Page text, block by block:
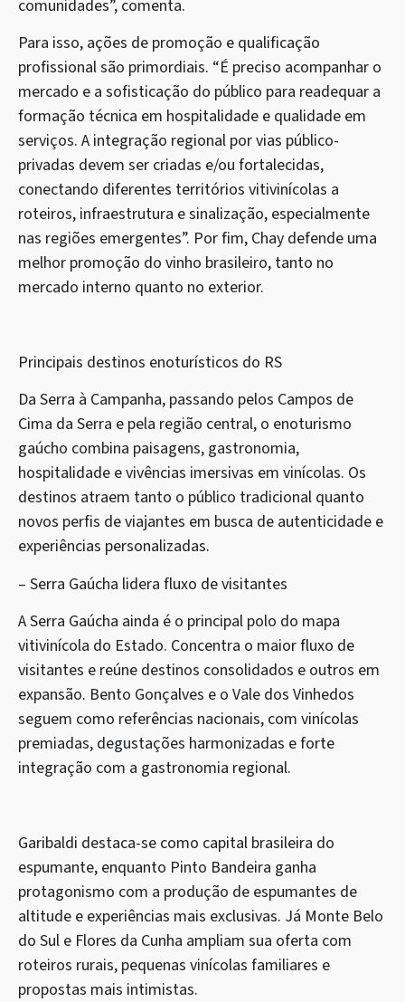
comunidades”, comenta.
Para isso, ações de promoção e qualificação
profissional são primordiais. “É preciso acompanhar o
mercado e a sofisticação do público para readequar a
formação técnica em hospitalidade e qualidade em
serviços. A integração regional por vias público-
privadas devem ser criadas e/ou fortalecidas,
conectando diferentes territórios vitivinícolas a
roteiros, infraestrutura e sinalização, especialmente
nas regiões emergentes”. Por fim, Chay defende uma
melhor promoção do vinho brasileiro, tanto no
mercado interno quanto no exterior.
Principais destinos enoturísticos do RS
Da Serra à Campanha, passando pelos Campos de
Cima da Serra e pela região central, o enoturismo
gaúcho combina paisagens, gastronomia,
hospitalidade e vivências imersivas em vinícolas. Os
destinos atraem tanto o público tradicional quanto
novos perfis de viajantes em busca de autenticidade e
experiências personalizadas.
– Serra Gaúcha lidera fluxo de visitantes
A Serra Gaúcha ainda é o principal polo do mapa
vitivinícola do Estado. Concentra o maior fluxo de
visitantes e reúne destinos consolidados e outros em
expansão. Bento Gonçalves e o Vale dos Vinhedos
seguem como referências nacionais, com vinícolas
premiadas, degustações harmonizadas e forte
integração com a gastronomia regional.
Garibaldi destaca-se como capital brasileira do
espumante, enquanto Pinto Bandeira ganha
protagonismo com a produção de espumantes de
altitude e experiências mais exclusivas. Já Monte Belo
do Sul e Flores da Cunha ampliam sua oferta com
roteiros rurais, pequenas vinícolas familiares e
propostas mais intimistas.